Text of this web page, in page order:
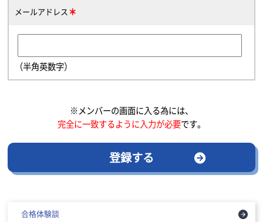
メールアドレス
（半角英数字）
※メンバーの画面に入る為には、
完全に一致するように入力が必要です。
登録する
合格体験談